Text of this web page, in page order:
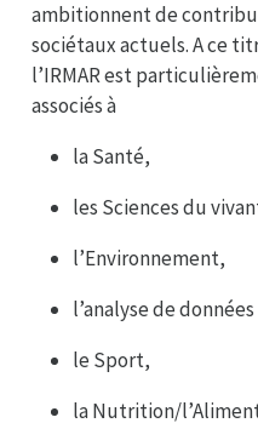
ambitionnent de
sociétaux actuels. A ce
l’IRMAR est
associés à
la Santé,
les Sciences du
l’Environnement,
l’analyse de
le Sport,
la Nutrition/